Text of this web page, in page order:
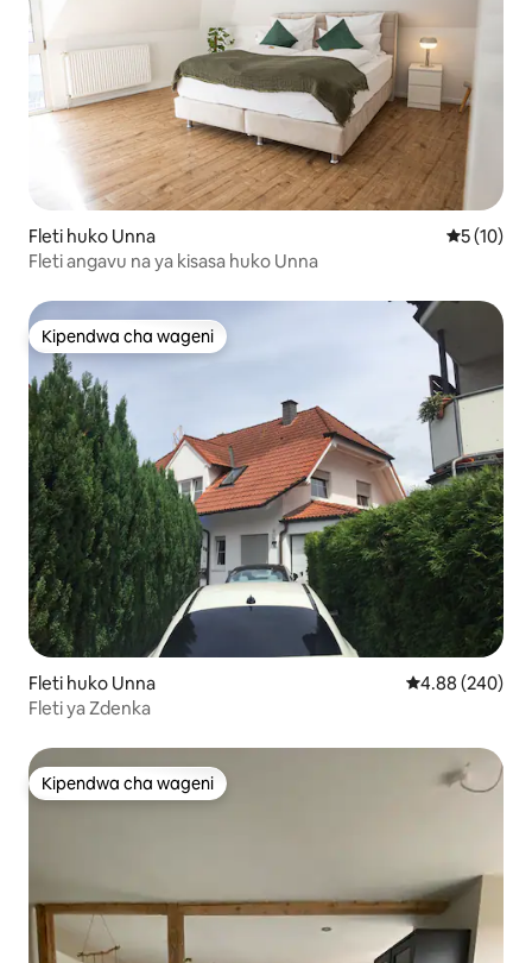
Fleti huko Unna Ukadiriaji
5 (10)
Fleti angavu na ya kisasa huko Unna
Kipendwa cha wageni
Kipendwa cha wageni
Fleti huko Unna Ukadiriaji wa
4.88 (240)
Fleti ya Zdenka
Kipendwa cha wageni
Kipendwa cha wageni